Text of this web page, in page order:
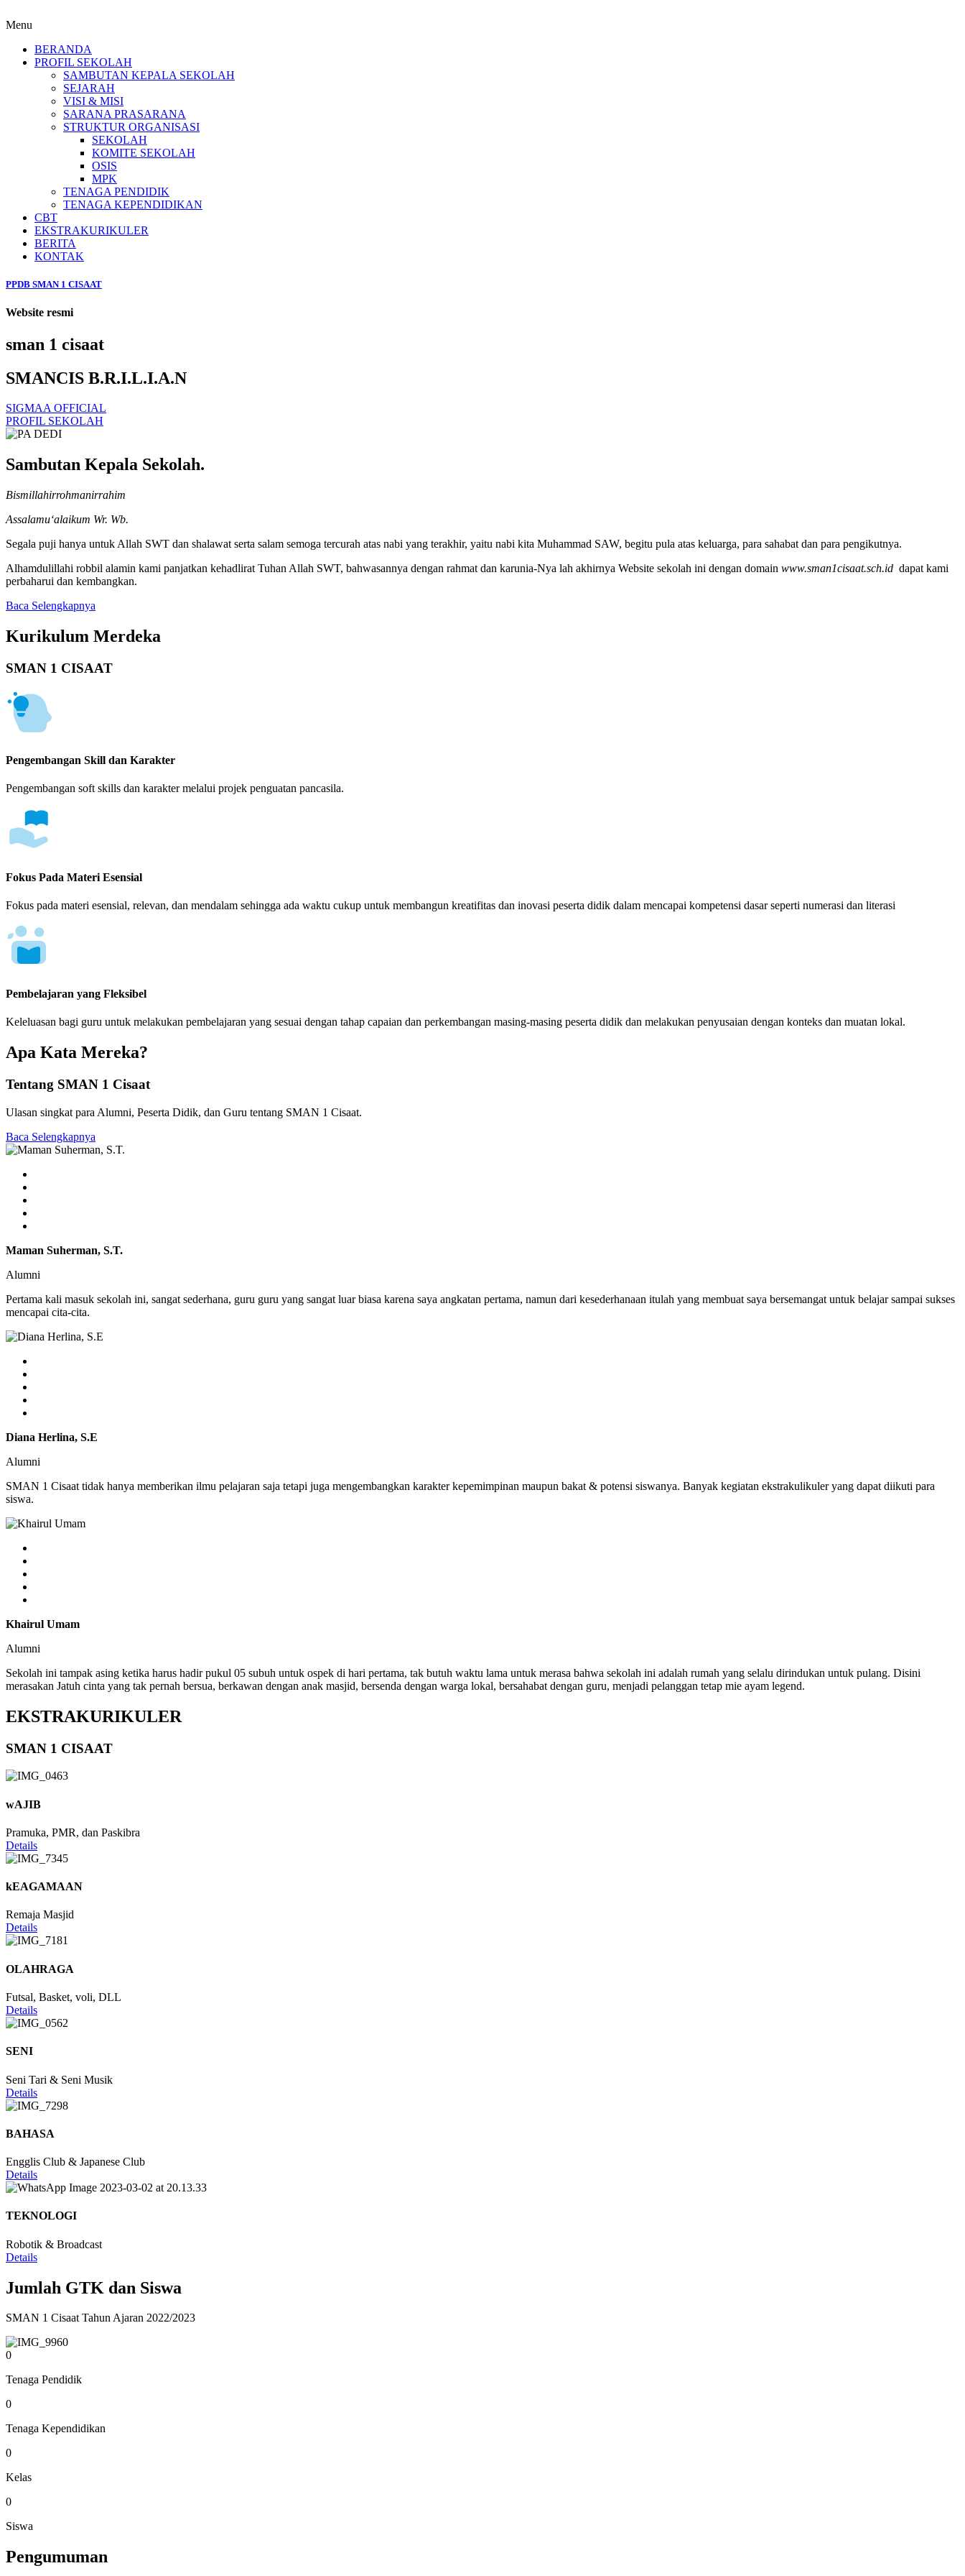
Menu
BERANDA
PROFIL SEKOLAH
SAMBUTAN KEPALA SEKOLAH
SEJARAH
VISI & MISI
SARANA PRASARANA
STRUKTUR ORGANISASI
SEKOLAH
KOMITE SEKOLAH
OSIS
MPK
TENAGA PENDIDIK
TENAGA KEPENDIDIKAN
CBT
EKSTRAKURIKULER
BERITA
KONTAK
PPDB SMAN 1 CISAAT
Website resmi
sman 1 cisaat
SMANCIS B.R.I.L.I.A.N
SIGMAA OFFICIAL
PROFIL SEKOLAH
Sambutan Kepala Sekolah.
Bismillahirrohmanirrahim
Assalamu‘alaikum Wr. Wb.
Segala puji hanya untuk Allah SWT dan shalawat serta salam semoga tercurah atas nabi yang terakhir, yaitu nabi kita Muhammad SAW, begitu pula atas keluarga, para sahabat dan para pengikutnya.
Alhamdulillahi robbil alamin kami panjatkan kehadlirat Tuhan Allah SWT, bahwasannya dengan rahmat dan karunia-Nya lah akhirnya Website sekolah ini dengan domain www.sman1cisaat.sch.id dapat kami
perbaharui dan kembangkan.
Baca Selengkapnya
Kurikulum Merdeka
SMAN 1 CISAAT
Pengembangan Skill dan Karakter
Pengembangan soft skills dan karakter melalui projek penguatan pancasila.
Fokus Pada Materi Esensial
Fokus pada materi esensial, relevan, dan mendalam sehingga ada waktu cukup untuk membangun kreatifitas dan inovasi peserta didik dalam mencapai kompetensi dasar seperti numerasi dan literasi
Pembelajaran yang Fleksibel
Keleluasan bagi guru untuk melakukan pembelajaran yang sesuai dengan tahap capaian dan perkembangan masing-masing peserta didik dan melakukan penyusaian dengan konteks dan muatan lokal.
Apa Kata Mereka?
Tentang SMAN 1 Cisaat
Ulasan singkat para Alumni, Peserta Didik, dan Guru tentang SMAN 1 Cisaat.
Baca Selengkapnya
Maman Suherman, S.T.
Alumni
Pertama kali masuk sekolah ini, sangat sederhana, guru guru yang sangat luar biasa karena saya angkatan pertama, namun dari kesederhanaan itulah yang membuat saya bersemangat untuk belajar sampai sukses
mencapai cita-cita.
Diana Herlina, S.E
Alumni
SMAN 1 Cisaat tidak hanya memberikan ilmu pelajaran saja tetapi juga mengembangkan karakter kepemimpinan maupun bakat & potensi siswanya. Banyak kegiatan ekstrakulikuler yang dapat diikuti para
siswa.
Khairul Umam
Alumni
Sekolah ini tampak asing ketika harus hadir pukul 05 subuh untuk ospek di hari pertama, tak butuh waktu lama untuk merasa bahwa sekolah ini adalah rumah yang selalu dirindukan untuk pulang. Disini
merasakan Jatuh cinta yang tak pernah bersua, berkawan dengan anak masjid, bersenda dengan warga lokal, bersahabat dengan guru, menjadi pelanggan tetap mie ayam legend.
EKSTRAKURIKULER
SMAN 1 CISAAT
wAJIB
Pramuka, PMR, dan Paskibra
Details
kEAGAMAAN
Remaja Masjid
Details
OLAHRAGA
Futsal, Basket, voli, DLL
Details
SENI
Seni Tari & Seni Musik
Details
BAHASA
Engglis Club & Japanese Club
Details
TEKNOLOGI
Robotik & Broadcast
Details
Jumlah GTK dan Siswa
SMAN 1 Cisaat Tahun Ajaran 2022/2023
0
Tenaga Pendidik
0
Tenaga Kependidikan
0
Kelas
0
Siswa
Pengumuman